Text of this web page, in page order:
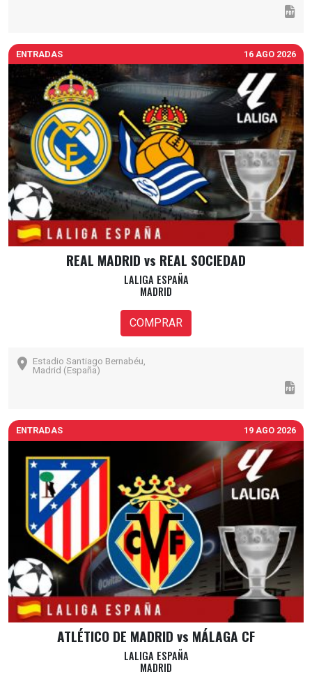
ENTRADAS 16 AGO 2026
REAL MADRID vs REAL SOCIEDAD
LALIGA ESPAÑA
MADRID
COMPRAR
Estadio Santiago Bernabéu,
Madrid (España)
ENTRADAS 19 AGO 2026
ATLÉTICO DE MADRID vs MÁLAGA CF
LALIGA ESPAÑA
MADRID